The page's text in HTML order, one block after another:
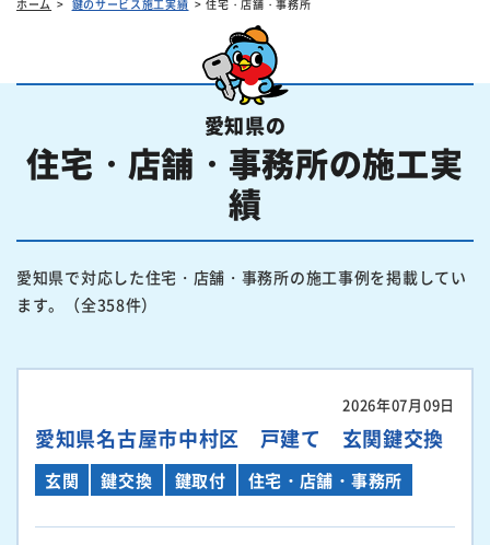
ホーム 鍵のサービス施工実績 住宅・店舗・事務所
愛知県の
住宅・店舗・事務所の施工実
績
愛知県で対応した住宅・店舗・事務所の施工事例を掲載してい
ます。（全358件）
2026年07月09日
愛知県名古屋市中村区 戸建て 玄関鍵交換
玄関 鍵交換 鍵取付 住宅・店舗・事務所